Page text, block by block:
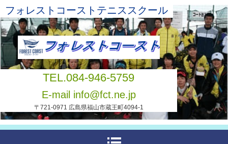
フォレストコーストテニススクール
TEL.084-946-5759
E-mail info@fct.ne.jp
〒721-0971 広島県福山市蔵王町4094-1